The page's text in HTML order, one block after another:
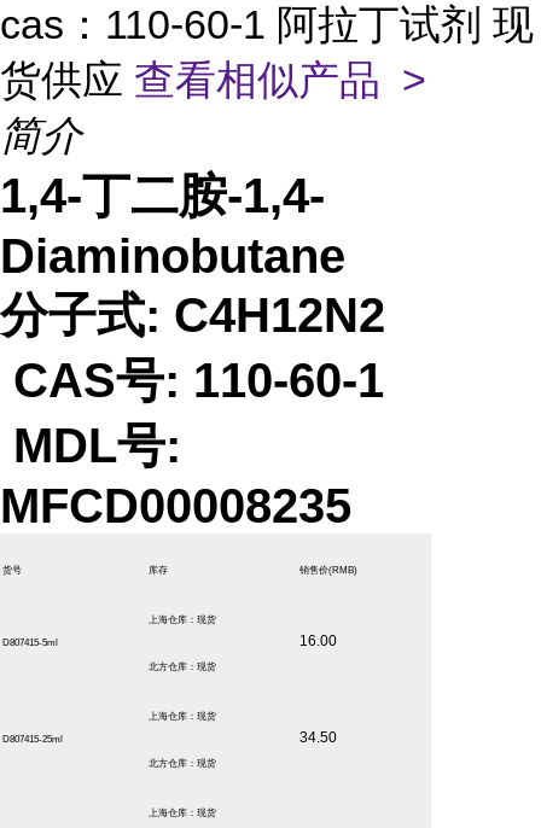
cas：110-60-1 阿拉丁试剂 现
货供应 查看相似产品 >
简介
1,4-丁二胺-1,4-
Diaminobutane
分子式: C4H12N2
CAS号: 110-60-1
MDL号:
MFCD00008235
货号 库存 销售价(RMB)
D807415-5ml
上海仓库：现货
北方仓库：现货
16.00
D807415-25ml
上海仓库：现货
北方仓库：现货
34.50
上海仓库：现货